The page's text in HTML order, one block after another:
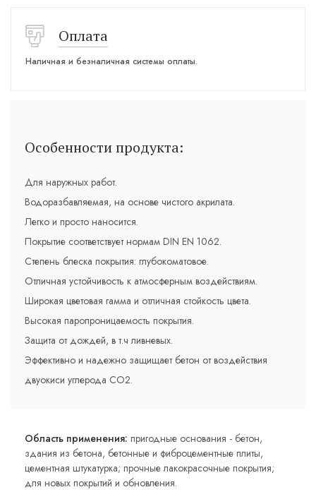
Оплата
Наличная и безналичная системы оплаты.
Особенности продукта:
Для наружных работ.
Водоразбавляемая, на основе чистого акрилата.
Легко и просто наносится.
Покрытие соответствует нормам DIN EN 1062.
Степень блеска покрытия: глубокоматовое.
Отличная устойчивость к атмосферным воздействиям.
Широкая цветовая гамма и отличная стойкость цвета.
Высокая паропроницаемость покрытия.
Защита от дождей, в т.ч ливневых.
Эффективно и надежно защищает бетон от воздействия
двуокиси углерода СО2.
Область применения: пригодные основания - бетон,
здания из бетона, бетонные и фиброцементные плиты,
цементная штукатурка; прочные лакокрасочные покрытия;
для новых покрытий и обновления.